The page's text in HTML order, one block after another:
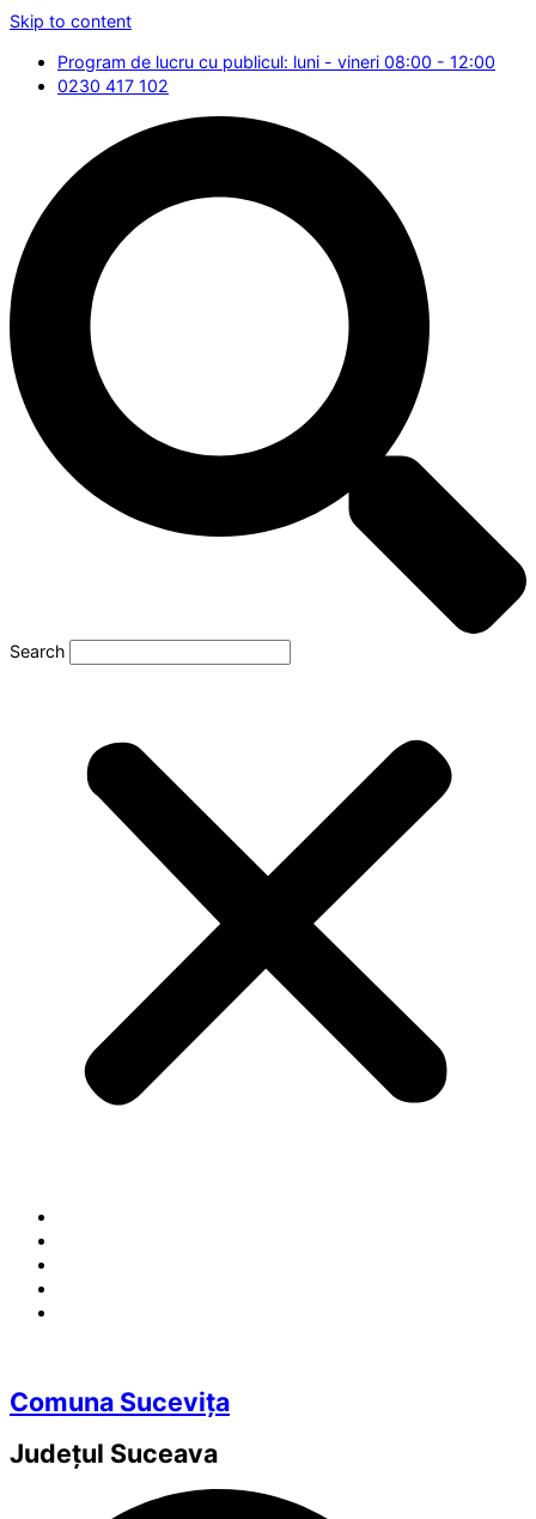
Skip to content
Program de lucru cu publicul: luni - vineri 08:00 - 12:00
0230 417 102
Search
Comuna Sucevița
Județul Suceava